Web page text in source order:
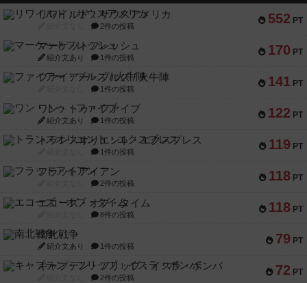
552 PT
リワイルド：サウスアメリカ
2件の投稿
170 PT
マーケットフレッシュ
紹介文あり 1件の投稿
141 PT
ファイアー・ブルズ / 火牛陣
1件の投稿
122 PT
ワン・トゥ・ファイブ
紹介文あり 1件の投稿
119 PT
トランスオリエント・エクスプレス
1件の投稿
118 PT
フラットアイアン
2件の投稿
118 PT
エコーズ・オブ・タイム
8件の投稿
79 PT
南北戦争
紹介文あり 1件の投稿
72 PT
キャプテン・フリップ：イスラ・ボンバ
2件の投稿